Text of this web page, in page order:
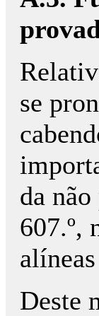
se
da
607.º,
Deste